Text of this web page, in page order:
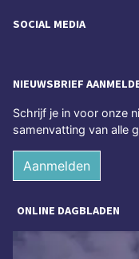
SOCIAL MEDIA
NIEUWSBRIEF
Schrijf je in voor onze
samenvatting van alle
Aanmelden
ONLINE DAGBLADEN